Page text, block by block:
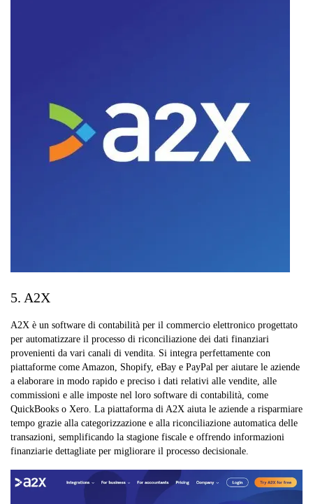
5. A2X
A2X è un software di contabilità per il commercio elettronico progettato
per automatizzare il processo di riconciliazione dei dati finanziari
provenienti da vari canali di vendita. Si integra perfettamente con
piattaforme come Amazon, Shopify, eBay e PayPal per aiutare le aziende
a elaborare in modo rapido e preciso i dati relativi alle vendite, alle
commissioni e alle imposte nel loro software di contabilità, come
QuickBooks o Xero. La piattaforma di A2X aiuta le aziende a risparmiare
tempo grazie alla categorizzazione e alla riconciliazione automatica delle
transazioni, semplificando la stagione fiscale e offrendo informazioni
finanziarie dettagliate per migliorare il processo decisionale.